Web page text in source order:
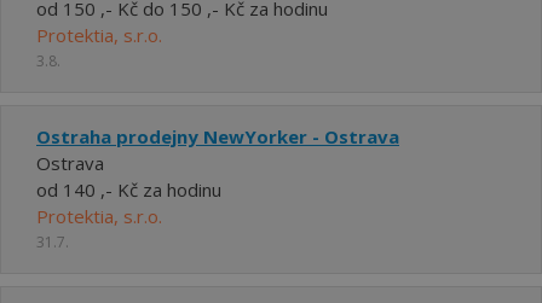
od 150 ,- Kč do 150 ,- Kč za hodinu
Protektia, s.r.o.
3.8.
Ostraha prodejny NewYorker - Ostrava
Ostrava
od 140 ,- Kč za hodinu
Protektia, s.r.o.
31.7.